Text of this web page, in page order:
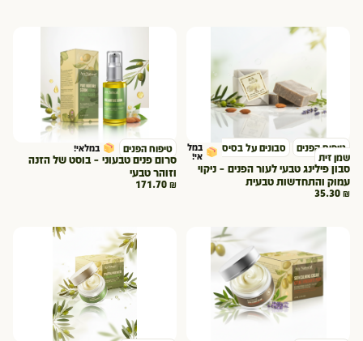
טיפוח הפנים
סבונים על בסיס
שמן זית
במל
אי!
סבון פילינג טבעי לעור הפנים – ניקוי
עמוק והתחדשות טבעית
35.30
טיפוח הפנים במלאי!
סרום פנים טבעוני – בוסט של הזנה
וזוהר טבעי
171.70